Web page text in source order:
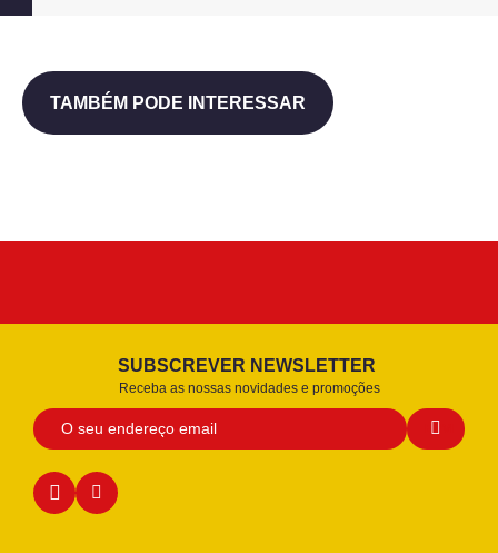
TAMBÉM PODE INTERESSAR
SUBSCREVER NEWSLETTER
Receba as nossas novidades e promoções